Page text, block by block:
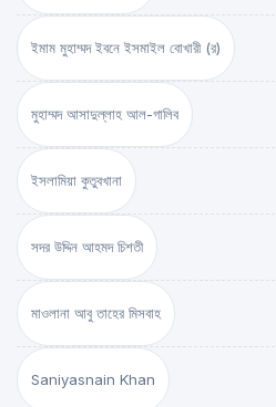
ইমাম মুহাম্মদ ইবনে ইসমাইল বোখারী (র)
মুহাম্মদ আসাদুল্লাহ আল-গালিব
ইসলামিয়া কুতুবখানা
সদর উদ্দিন আহমদ চিশতী
মাওলানা আবু তাহের মিসবাহ
Saniyasnain Khan